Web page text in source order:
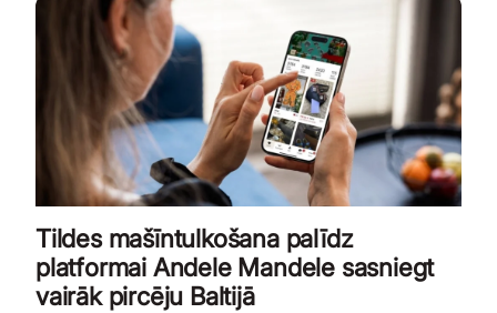
Tildes mašīntulkošana palīdz
platformai Andele Mandele sasniegt
vairāk pircēju Baltijā